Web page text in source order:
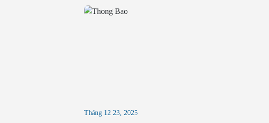
nghị Người lao động năm 2026
Tháng 12 23, 2025